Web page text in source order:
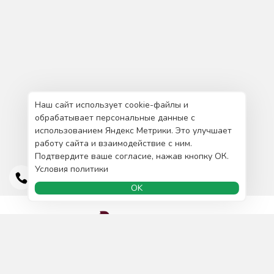
Наш сайт использует cookie-файлы и
обрабатывает персональные данные с
использованием Яндекс Метрики. Это улучшает
работу сайта и взаимодействие с ним.
Подтвердите ваше согласие, нажав кнопку ОК.
Условия политики
OK